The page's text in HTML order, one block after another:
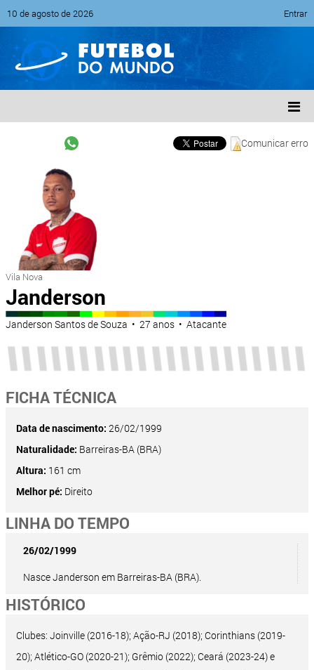
10 de agosto de 2026 Entrar
Comunicar erro
Vila Nova
Janderson
Janderson Santos de Souza • 27 anos • Atacante
FICHA TÉCNICA
Data de nascimento: 26/02/1999
Naturalidade: Barreiras-BA (BRA)
Altura: 161 cm
Melhor pé: Direito
LINHA DO TEMPO
26/02/1999
Nasce Janderson em Barreiras-BA (BRA).
HISTÓRICO
Clubes: Joinville (2016-18); Ação-RJ (2018); Corinthians (2019-
20); Atlético-GO (2020-21); Grêmio (2022); Ceará (2023-24) e